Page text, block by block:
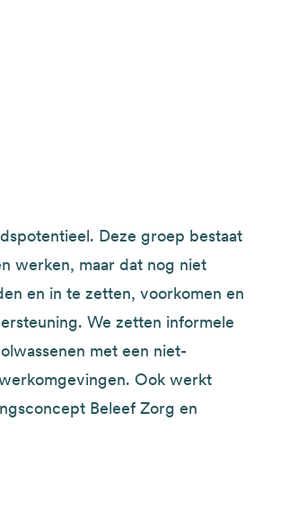
Deze groep bestaat
werken, maar dat nog niet
en in te zetten, voorkomen en
We zetten informele
met een niet-
Ook werkt
Beleef Zorg en